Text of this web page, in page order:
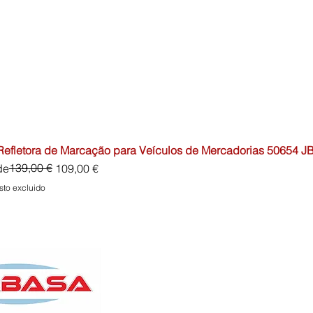
de Marcação para Veículos de Mercadorias 50654
139,00 € 109,00 €
de oferta
excluido